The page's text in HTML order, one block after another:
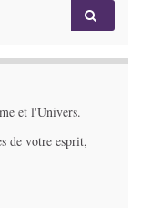
et l'Univers.
de votre esprit,